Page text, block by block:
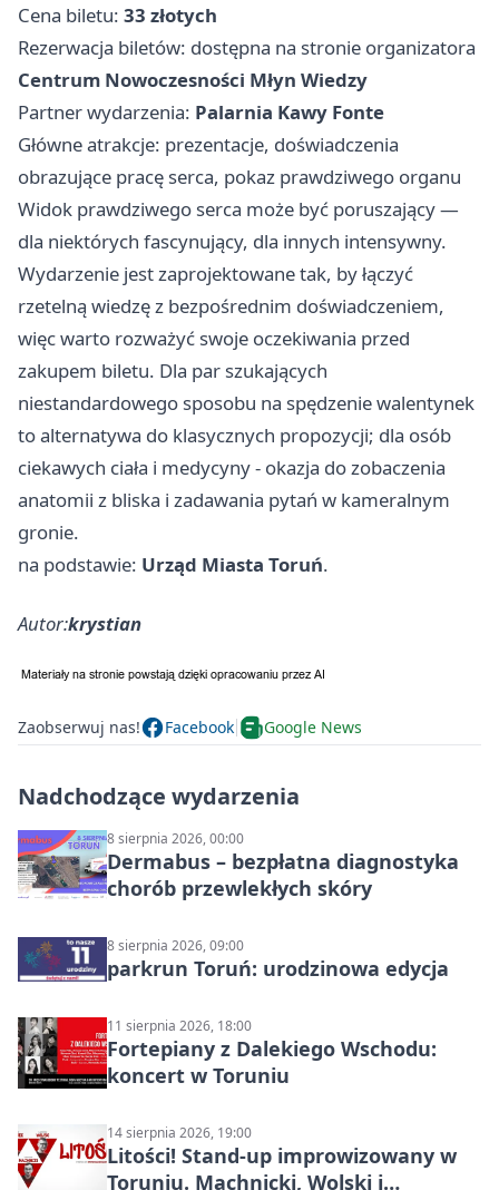
Cena biletu: 33 złotych
Rezerwacja biletów: dostępna na stronie organizatora
Centrum Nowoczesności Młyn Wiedzy
Partner wydarzenia: Palarnia Kawy Fonte
Główne atrakcje: prezentacje, doświadczenia
obrazujące pracę serca, pokaz prawdziwego organu
Widok prawdziwego serca może być poruszający —
dla niektórych fascynujący, dla innych intensywny.
Wydarzenie jest zaprojektowane tak, by łączyć
rzetelną wiedzę z bezpośrednim doświadczeniem,
więc warto rozważyć swoje oczekiwania przed
zakupem biletu. Dla par szukających
niestandardowego sposobu na spędzenie walentynek
to alternatywa do klasycznych propozycji; dla osób
ciekawych ciała i medycyny - okazja do zobaczenia
anatomii z bliska i zadawania pytań w kameralnym
gronie.
na podstawie: Urząd Miasta Toruń.
Autor:krystian
Zaobserwuj nas! Facebook Google News
Nadchodzące wydarzenia
8 sierpnia 2026, 00:00
Dermabus – bezpłatna diagnostyka
chorób przewlekłych skóry
8 sierpnia 2026, 09:00
parkrun Toruń: urodzinowa edycja
11 sierpnia 2026, 18:00
Fortepiany z Dalekiego Wschodu:
koncert w Toruniu
14 sierpnia 2026, 19:00
Litości! Stand-up improwizowany w
Toruniu. Machnicki, Wolski i